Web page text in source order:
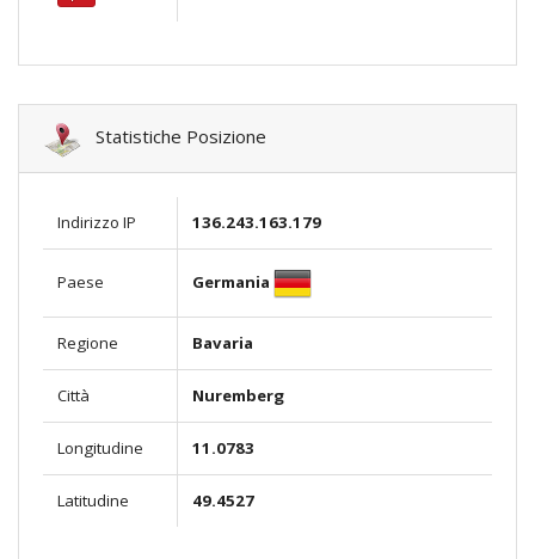
Statistiche Posizione
Indirizzo IP 136.243.163.179
Paese Germania
Regione Bavaria
Città Nuremberg
Longitudine 11.0783
Latitudine 49.4527